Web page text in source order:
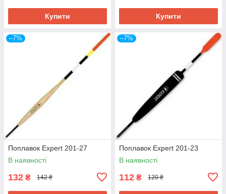
Купити Купити
–7%
Поплавок Expert 201-27
В наявності
132 ₴ 142 ₴
–7%
Поплавок Expert 201-23
В наявності
112 ₴ 120 ₴